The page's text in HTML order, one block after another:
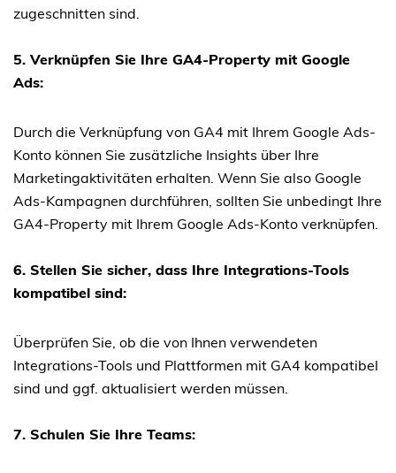
zugeschnitten sind.
5. Verknüpfen Sie Ihre GA4-Property mit Google
Ads:
Durch die Verknüpfung von GA4 mit Ihrem Google Ads-
Konto können Sie zusätzliche Insights über Ihre
Marketingaktivitäten erhalten. Wenn Sie also Google
Ads-Kampagnen durchführen, sollten Sie unbedingt Ihre
GA4-Property mit Ihrem Google Ads-Konto verknüpfen.
6. Stellen Sie sicher, dass Ihre Integrations-Tools
kompatibel sind:
Überprüfen Sie, ob die von Ihnen verwendeten
Integrations-Tools und Plattformen mit GA4 kompatibel
sind und ggf. aktualisiert werden müssen.
7. Schulen Sie Ihre Teams: